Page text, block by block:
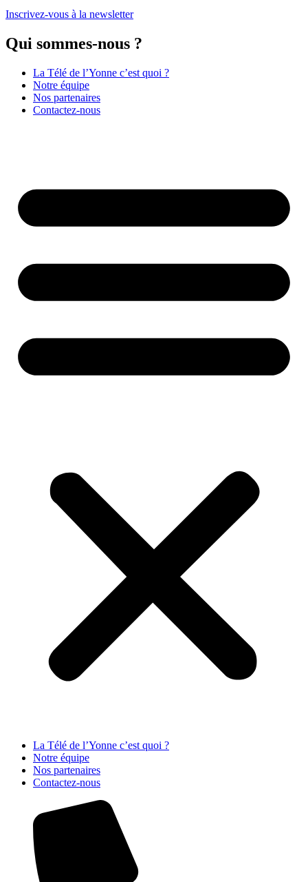
Inscrivez-vous à la newsletter
Qui sommes-nous ?
La Télé de l’Yonne c’est quoi ?
Notre équipe
Nos partenaires
Contactez-nous
La Télé de l’Yonne c’est quoi ?
Notre équipe
Nos partenaires
Contactez-nous